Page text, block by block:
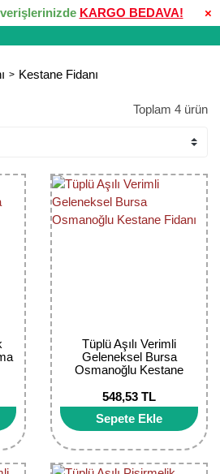
×
KARGO BEDAVA!
Kestane Fidanı
Toplam 4 ürün
Tüplü Aşılı Verimli
Geleneksel Bursa
Osmanoğlu Kestane
548,53 TL
Sepete Ekle